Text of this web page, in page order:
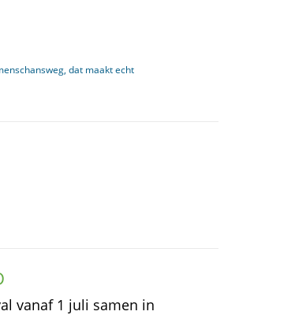
dat maakt echt
vanaf 1 juli samen in